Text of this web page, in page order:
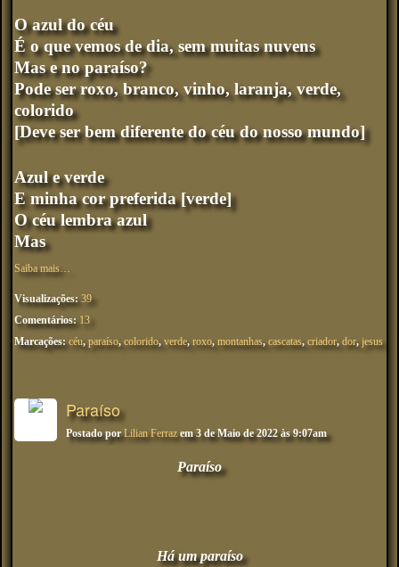
O azul do céu
É o que vemos de dia, sem muitas nuvens
Mas e no paraíso?
Pode ser roxo, branco, vinho, laranja, verde,
colorido
[Deve ser bem diferente do céu do nosso mundo]
Azul e verde
E minha cor preferida [verde]
O céu lembra azul
Mas
Saiba mais…
Visualizações: 39
Comentários: 13
Marcações: céu, paraíso, colorido, verde, roxo, montanhas, cascatas, criador, dor, jesus
Paraíso
Postado porLilian Ferraz em 3 de Maio de 2022 às 9:07am
Paraíso
Há um paraíso